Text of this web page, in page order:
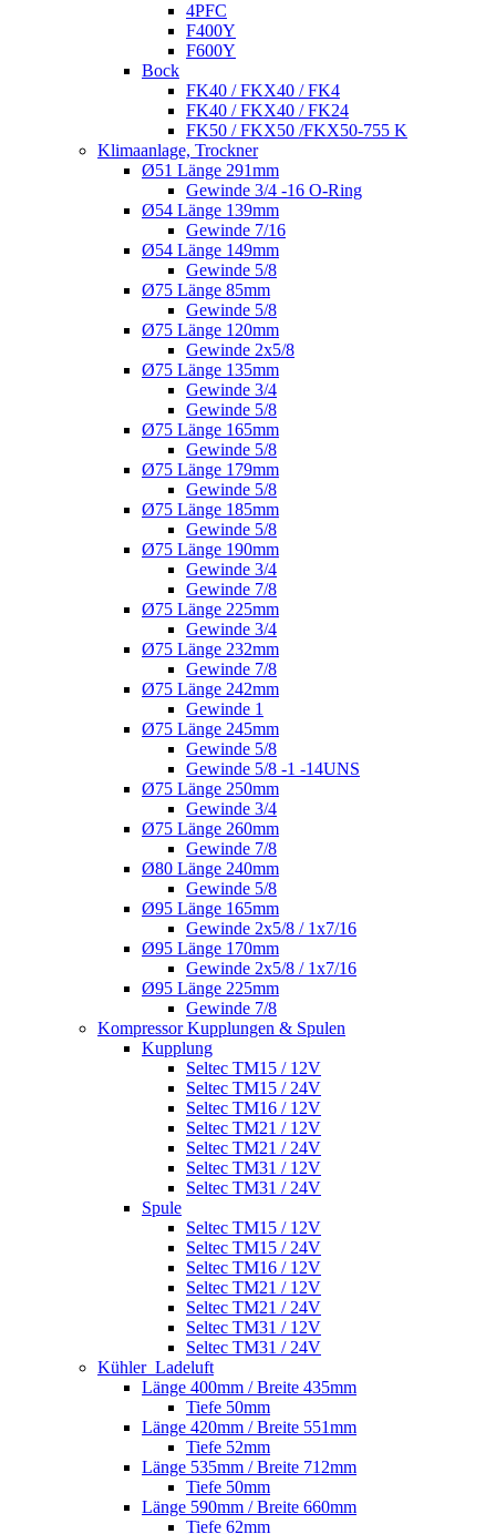
4PFC
F400Y
F600Y
Bock
FK40 / FKX40 / FK4
FK40 / FKX40 / FK24
FK50 / FKX50 /FKX50-755 K
Klimaanlage, Trockner
Ø51 Länge 291mm
Gewinde 3/4 -16 O-Ring
Ø54 Länge 139mm
Gewinde 7/16
Ø54 Länge 149mm
Gewinde 5/8
Ø75 Länge 85mm
Gewinde 5/8
Ø75 Länge 120mm
Gewinde 2x5/8
Ø75 Länge 135mm
Gewinde 3/4
Gewinde 5/8
Ø75 Länge 165mm
Gewinde 5/8
Ø75 Länge 179mm
Gewinde 5/8
Ø75 Länge 185mm
Gewinde 5/8
Ø75 Länge 190mm
Gewinde 3/4
Gewinde 7/8
Ø75 Länge 225mm
Gewinde 3/4
Ø75 Länge 232mm
Gewinde 7/8
Ø75 Länge 242mm
Gewinde 1
Ø75 Länge 245mm
Gewinde 5/8
Gewinde 5/8 -1 -14UNS
Ø75 Länge 250mm
Gewinde 3/4
Ø75 Länge 260mm
Gewinde 7/8
Ø80 Länge 240mm
Gewinde 5/8
Ø95 Länge 165mm
Gewinde 2x5/8 / 1x7/16
Ø95 Länge 170mm
Gewinde 2x5/8 / 1x7/16
Ø95 Länge 225mm
Gewinde 7/8
Kompressor Kupplungen & Spulen
Kupplung
Seltec TM15 / 12V
Seltec TM15 / 24V
Seltec TM16 / 12V
Seltec TM21 / 12V
Seltec TM21 / 24V
Seltec TM31 / 12V
Seltec TM31 / 24V
Spule
Seltec TM15 / 12V
Seltec TM15 / 24V
Seltec TM16 / 12V
Seltec TM21 / 12V
Seltec TM21 / 24V
Seltec TM31 / 12V
Seltec TM31 / 24V
Kühler_Ladeluft
Länge 400mm / Breite 435mm
Tiefe 50mm
Länge 420mm / Breite 551mm
Tiefe 52mm
Länge 535mm / Breite 712mm
Tiefe 50mm
Länge 590mm / Breite 660mm
Tiefe 62mm